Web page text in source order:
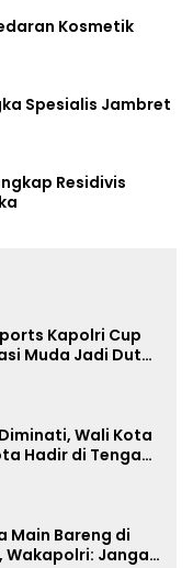
Kosmetik
Spesialis Jambret
Residivis
Kapolri Cup
Muda Jadi Duta
Wali Kota
Hadir di Tengah
Main Bareng di
Wakapolri: Jangan